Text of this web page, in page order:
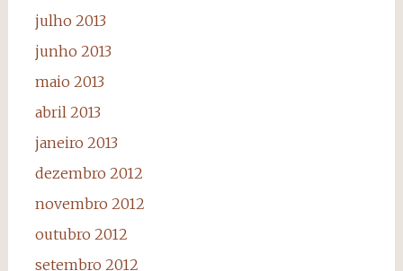
julho 2013
junho 2013
maio 2013
abril 2013
janeiro 2013
dezembro 2012
novembro 2012
outubro 2012
setembro 2012